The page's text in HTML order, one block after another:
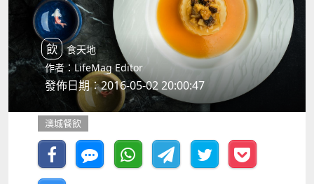
飲食天地
作者：LifeMag Editor
發佈日期：2016-05-02 20:00:47
澳城餐飲